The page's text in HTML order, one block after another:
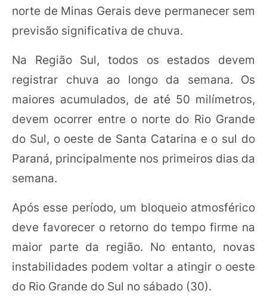
norte de Minas Gerais deve permanecer sem
previsão significativa de chuva.
Na Região Sul, todos os estados devem
registrar chuva ao longo da semana. Os
maiores acumulados, de até 50 milímetros,
devem ocorrer entre o norte do Rio Grande
do Sul, o oeste de Santa Catarina e o sul do
Paraná, principalmente nos primeiros dias da
semana.
Após esse período, um bloqueio atmosférico
deve favorecer o retorno do tempo firme na
maior parte da região. No entanto, novas
instabilidades podem voltar a atingir o oeste
do Rio Grande do Sul no sábado (30).